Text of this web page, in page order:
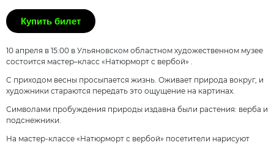
Купить билет
10 апреля в 15:00 в Ульяновском областном художественном музее
состоится мастер–класс «Натюрморт с вербой» .
С приходом весны просыпается жизнь. Оживает природа вокруг, и
художники стараются передать это ощущение на картинах.
Символами пробуждения природы издавна были растения: верба и
подснежники.
На мастер-классе «Натюрморт с вербой» посетители нарисуют